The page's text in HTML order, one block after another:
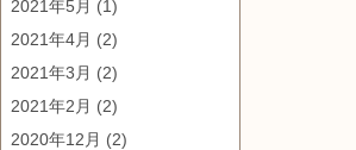
2021年5月 (1)
2021年4月 (2)
2021年3月 (2)
2021年2月 (2)
2020年12月 (2)